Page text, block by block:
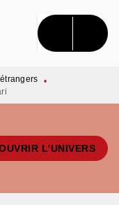
CONTENU
•
L'UNIVERS